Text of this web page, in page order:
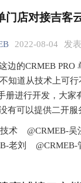
门店对接吉客
2022-08-04 发
边的CRMEB PRO
知道从技术上可
册进行开发，大家
有可以提供二开服
术 @CRMEB-吴
老刘 @CRMEB-